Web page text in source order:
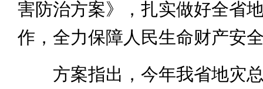
害防治方案》，扎实做好全省
作，全力保障人民生命财产安
方案指出，今年我省地灾总